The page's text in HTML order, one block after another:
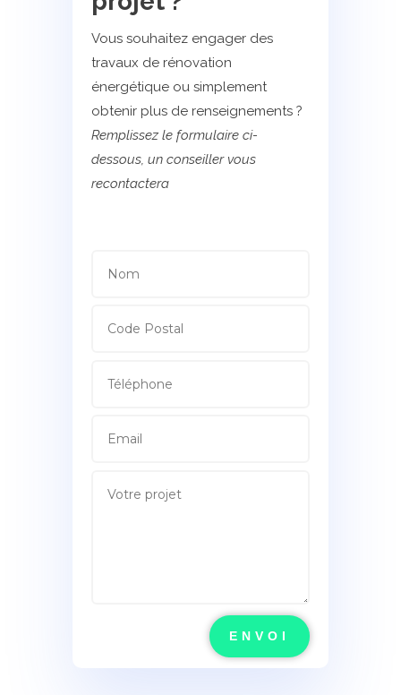
Vous souhaitez engager des
travaux de rénovation
énergétique ou simplement
obtenir plus de renseignements ?
Remplissez le formulaire ci-
dessous, un conseiller vous
recontactera
ENVOI